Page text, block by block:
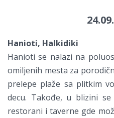
Hanioti, Halkidiki
Hanioti se nalazi na
omiljenih mesta za
prelepe plaže sa plitkim
decu. Takođe, u blizini
restorani i taverne gde